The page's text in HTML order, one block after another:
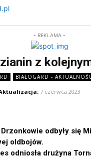
- REKLAMA -
z
BIAŁOGARD -
7 czerwca 2023
Drzonkowie odbyły się
oldbojów.
odniosła drużyna